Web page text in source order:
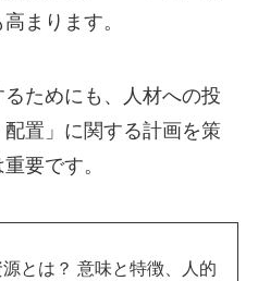
まります。
ためにも、人材への投
置」に関する計画を策
要です。
源とは？ 意味と特徴、人的